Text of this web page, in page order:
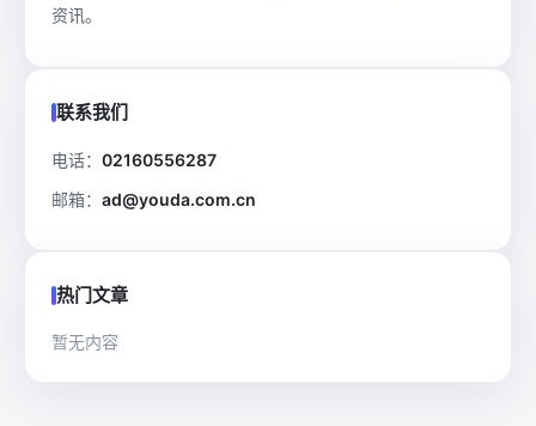
资讯。
联系我们
电话： 02160556287
邮箱： ad@youda.com.cn
热门文章
暂无内容